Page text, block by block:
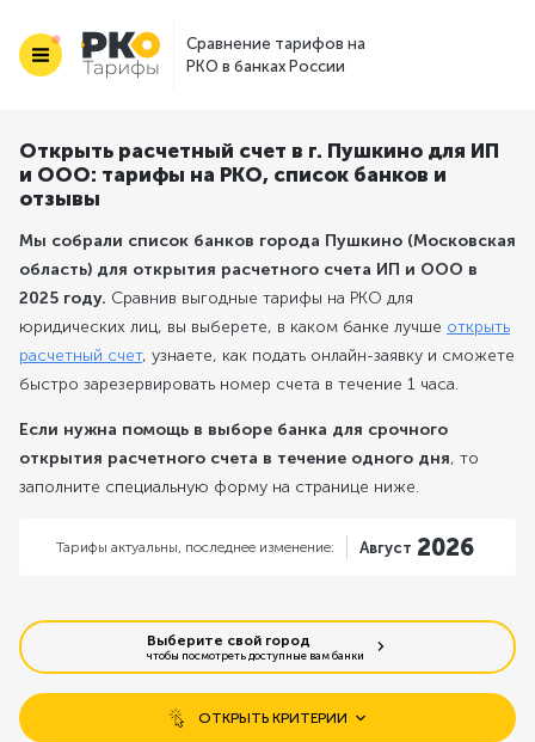
Сравнение тарифов на
РКО в банках России
Открыть расчетный счет в г. Пушкино для ИП
и ООО: тарифы на РКО, список банков и
отзывы
Мы собрали список банков города Пушкино (Московская
область) для открытия расчетного счета ИП и ООО в
2025 году. Сравнив выгодные тарифы на РКО для
юридических лиц, вы выберете, в каком банке лучше открыть
расчетный счет, узнаете, как подать онлайн-заявку и сможете
быстро зарезервировать номер счета в течение 1 часа.
Если нужна помощь в выборе банка для срочного
открытия расчетного счета в течение одного дня, то
заполните специальную форму на странице ниже.
Тарифы актуальны, последнее изменение: Август 2026
Выберите свой город
чтобы посмотреть доступные вам банки
ОТКРЫТЬ КРИТЕРИИ